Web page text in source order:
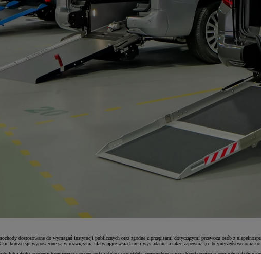
dostosowane do wymagań instytucji publicznych oraz zgodne z przepisami dotyczącymi przewozu osób z
wyposażone są w rozwiązania ułatwiające wsiadanie i wysiadanie, a także zapewniające bezpieczeństwo oraz